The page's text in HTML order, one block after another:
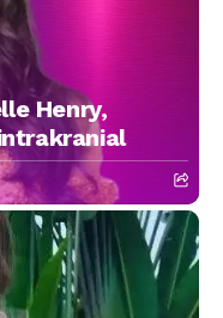
Henry,